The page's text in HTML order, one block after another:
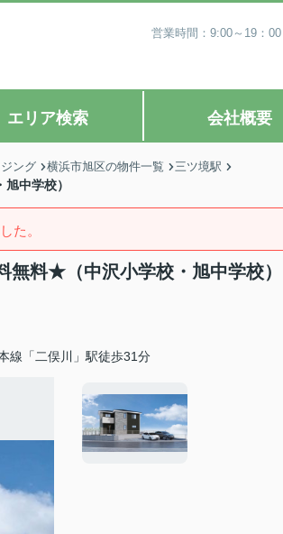
営業時間：9:00～19：
エリア検索 会社概要
ング 横浜市旭区の物件一覧 三ツ境駅
中学校）
た。
無料★（中沢小学校・旭中学校）
線「二俣川」駅徒歩31分